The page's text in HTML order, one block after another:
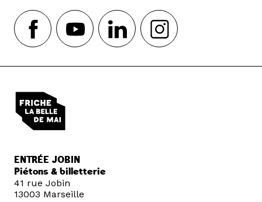
ENTRÉE JOBIN
Piétons & billetterie
41 rue Jobin
13003 Marseille